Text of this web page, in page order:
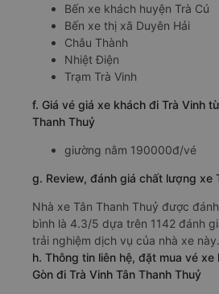
Bến xe khách huyện Trà Cú
Bến xe thị xã Duyên Hải
Châu Thành
Nhiệt Điện
Trạm Trà Vinh
f. Giá vé giá xe khách đi Trà Vinh
Thanh Thuỷ
giường nằm 190000đ/vé
g. Review, đánh giá chất lượng xe
Nhà xe Tân Thanh Thuỷ được
bình là 4.3/5 dựa trên 1142 đánh
trải nghiệm dịch vụ của nhà xe này.
h. Thông tin liên hệ, đặt mua vé
Gòn đi Trà Vinh Tân Thanh Thuỷ